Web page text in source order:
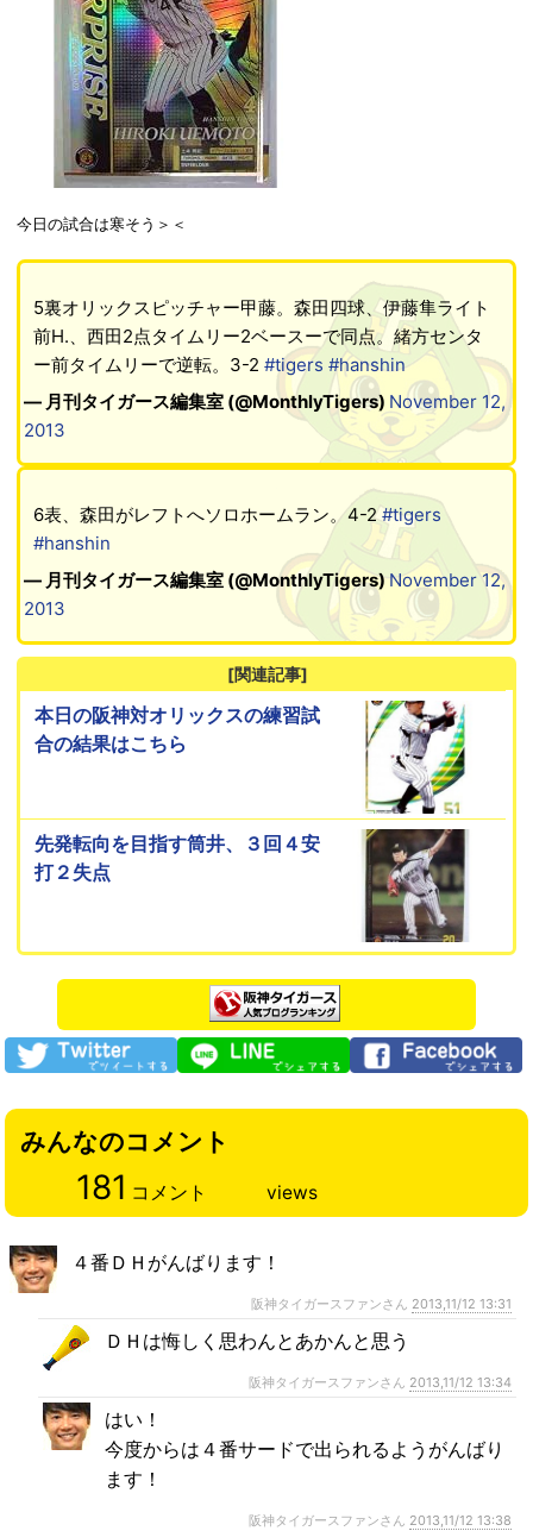
今日の試合は寒そう＞＜
5裏オリックスピッチャー甲藤。森田四球、伊藤隼ライト
前H.、西田2点タイムリー2ベースーで同点。緒方センタ
ー前タイムリーで逆転。3-2 #tigers #hanshin
— 月刊タイガース編集室 (@MonthlyTigers) November 12,
2013
6表、森田がレフトへソロホームラン。4-2#tigers
#hanshin
— 月刊タイガース編集室 (@MonthlyTigers)November 12,
2013
[関連記事]
本日の阪神対オリックスの練習試
合の結果はこちら
先発転向を目指す筒井、３回４安
打２失点
みんなのコメント
181 コメント views
４番ＤＨがんばります！
阪神タイガースファンさん 2013,11/12 13:31
ＤＨは悔しく思わんとあかんと思う
阪神タイガースファンさん 2013,11/12 13:34
はい！
今度からは４番サードで出られるようがんばり
ます！
阪神タイガースファンさん 2013,11/12 13:38